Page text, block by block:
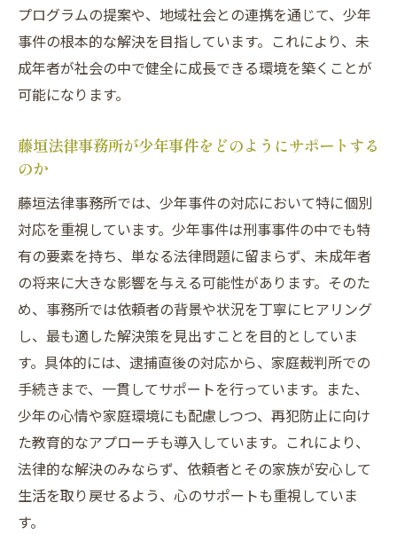
弁護士が行う少年事件の評価と分析
少年事件における法的手続きの流れ
刑事事件における少年の権利保護
藤垣法律事務所が行う刑事事件のサポートと
少年事件に特化したサポート体制
刑事事件の専門家としての藤垣法律事務所
の役割
少年事件における法律相談の重要性
埼玉県での刑事事件サポートの実績
少年事件解決に向けた具体的アプローチ
未成年者の法的権利を守る:刑事事件における藤
垣法律事務所の取り組み
未成年者の法的権利とは何か
刑事事件から見る未成年者保護の重要性
藤垣法律事務所の具体的な取り組み
プログラムの提案や、地域社会との連携を通じて、少年
事件の根本的な解決を目指しています。これにより、未
成年者が社会の中で健全に成長できる環境を築くことが
可能になります。
藤垣法律事務所が少年事件をどのようにサポートする
のか
藤垣法律事務所では、少年事件の対応において特に個別
対応を重視しています。少年事件は刑事事件の中でも特
有の要素を持ち、単なる法律問題に留まらず、未成年者
の将来に大きな影響を与える可能性があります。そのた
め、事務所では依頼者の背景や状況を丁寧にヒアリング
し、最も適した解決策を見出すことを目的としていま
す。具体的には、逮捕直後の対応から、家庭裁判所での
手続きまで、一貫してサポートを行っています。また、
少年の心情や家庭環境にも配慮しつつ、再犯防止に向け
た教育的なアプローチも導入しています。これにより、
法律的な解決のみならず、依頼者とその家族が安心して
生活を取り戻せるよう、心のサポートも重視していま
す。